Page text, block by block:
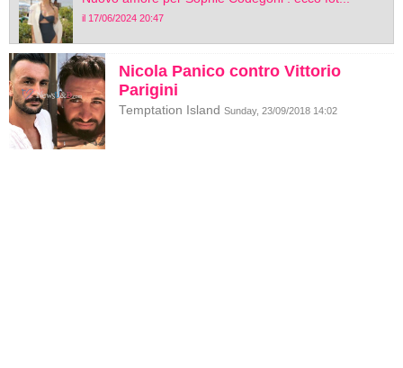
il 17/06/2024 20:47
Nicola Panico contro Vittorio
Parigini
Temptation Island Sunday, 23/09/2018 14:02